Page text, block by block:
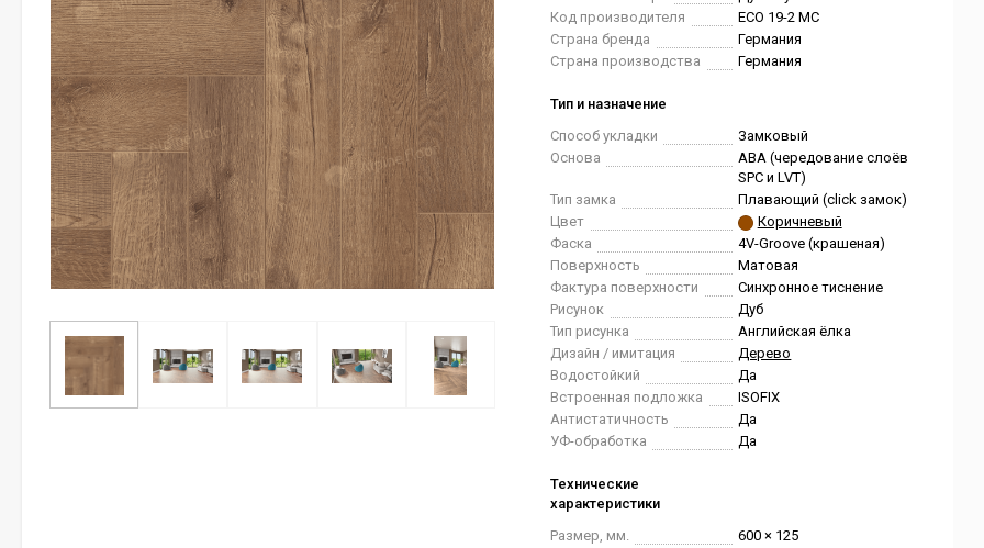
Код производителя
ECO 19-2 MC
Страна бренда
Германия
Страна производства
Германия
Тип и назначение
Способ укладки
Замковый
Основа
ABA (чередование слоёв
SPC и LVT)
Тип замка
Плавающий (click замок)
Цвет
Коричневый
Фаска
4V-Groove (крашеная)
Поверхность
Матовая
Фактура поверхности
Синхронное тиснение
Рисунок
Дуб
Тип рисунка
Английская ёлка
Дизайн / имитация
Дерево
Водостойкий
Да
Встроенная подложка
ISOFIX
Антистатичность
Да
УФ-обработка
Да
Технические
характеристики
Размер, мм.
600 × 125